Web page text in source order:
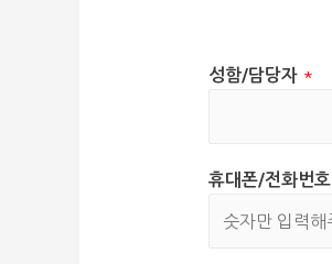
성함/담당자 *
휴대폰/전화번호